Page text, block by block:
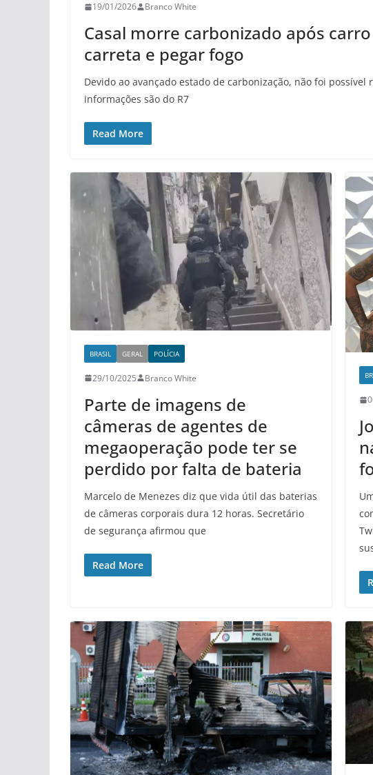
19/01/2026 Branco White
Casal morre carbonizado após
carreta e pegar fogo
Devido ao avançado estado de carbonização, não foi
informações são do R7
Read More
BRASIL GERAL POLÍCIA
29/10/2025 Branco White
Parte de imagens de
câmeras de agentes de
megaoperação pode ter se
perdido por falta de bateria
Marcelo de Menezes diz que vida útil das baterias
de câmeras corporais dura 12 horas. Secretário
de segurança afirmou que
Read More